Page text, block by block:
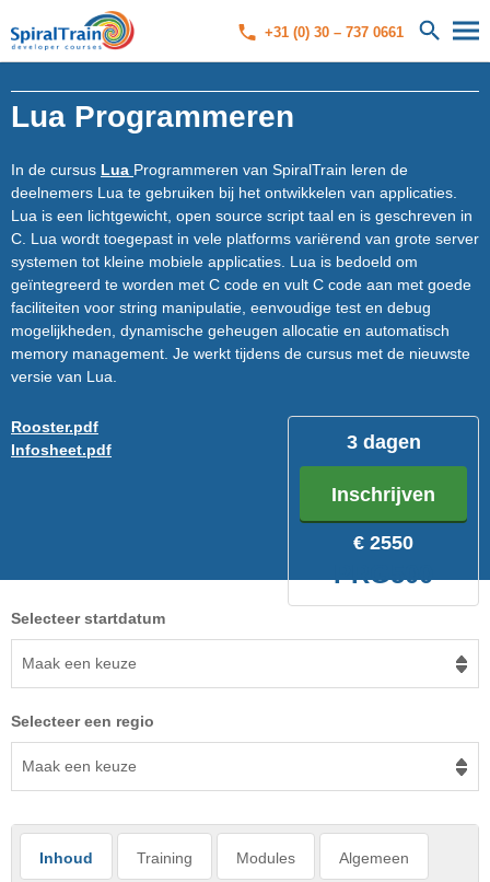
+31 (0) 30 – 737 0661
Lua Programmeren
In de cursus Lua Programmeren van SpiralTrain leren de
deelnemers Lua te gebruiken bij het ontwikkelen van applicaties.
Lua is een lichtgewicht, open source script taal en is geschreven in
C. Lua wordt toegepast in vele platforms variërend van grote server
systemen tot kleine mobiele applicaties. Lua is bedoeld om
geïntegreerd te worden met C code en vult C code aan met goede
faciliteiten voor string manipulatie, eenvoudige test en debug
mogelijkheden, dynamische geheugen allocatie en automatisch
memory management. Je werkt tijdens de cursus met de nieuwste
versie van Lua.
3 dagen
Inschrijven
€ 2550
PRG500
Rooster.pdf
Infosheet.pdf
Selecteer startdatum
Maak een keuze
Selecteer een regio
Maak een keuze
Inhoud Training Modules Algemeen